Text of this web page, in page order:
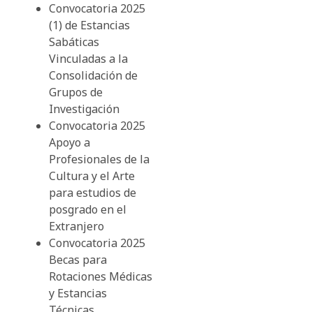
Convocatoria 2025
(1) de Estancias
Sabáticas
Vinculadas a la
Consolidación de
Grupos de
Investigación
Convocatoria 2025
Apoyo a
Profesionales de la
Cultura y el Arte
para estudios de
posgrado en el
Extranjero
Convocatoria 2025
Becas para
Rotaciones Médicas
y Estancias